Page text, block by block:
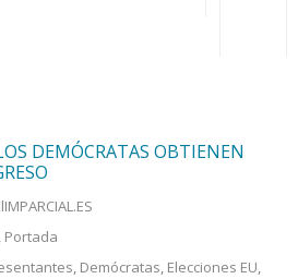
DEMÓCRATAS OBTIENEN
, Portada
, Demócratas, Elecciones EU,